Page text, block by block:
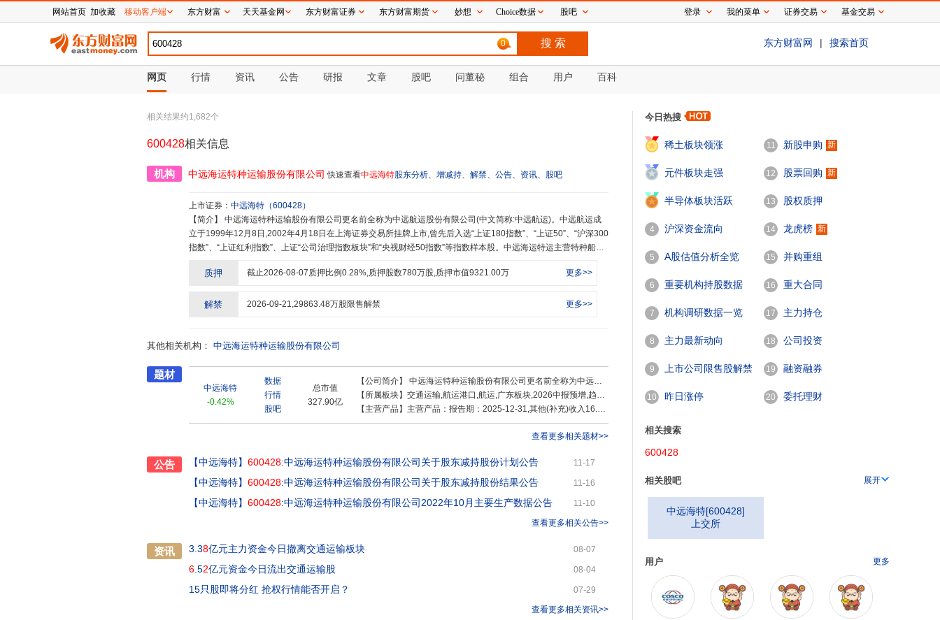
0 东方财富网 | 搜索首页
网页 行情 资讯 公告 研报 文章 股吧 问董秘 组合 用户 百科
相关结果约1,682个
600428相关信息
机构 中远海运特种运输股份有限公司 快速查看中远海特股东分析、 增减持、 解禁、 公告、 资讯、 股吧
上市证券： 中远海特 （600428）
【简介】
立于1999年12月8日,2002年4月18日在上海证券交易所挂牌上市,曾先后入选“上证180指数”、“上证50”、“沪深300
指数”、“上证红利指数”、上证“公司治理指数板块”和“央视财经50指数”等指数样本股。中远海运特运主营特种船运
着“举重若轻的实力,举轻若重的精神”的理念,致力于打造世界一流的特种船队。公司目前拥有规模和综合实力居世
海运特运的船舶结构合理、运载能力和适货性强、节能环保,能够承运包括钻井平台、机车及火车车厢、风电设
的1600多个港口之间。以远东为依托,在欧洲航线、美洲航线、非洲航线、泛印度洋航线、泛太平洋航线上,已经形
公司的航线就延伸到哪里,确保货物安全到达。凭借着超群实力,打造了数百个国际重大项目的经典运输案例,频频刷
新“超极限”运输记录。中远海运特运积极开展服务创新,提升服务水平,实现从“港到港”的运输向“门到门”的全程物流
延伸,以及从“海上运输”向“海上运输加安装”的拓展。公司的货运技术水平全球领先,瞄准最先进技术水平和最高端客
满足并超越客户的期望。中远海运特运建立了完善的管理体系,在满足ISM规则、ISPS规则、海事劳工公约MLC20
06等国际强制性法规要求的基础上,导入了ISO9001、ISO14001、OHSAS18001等管理体系标准,并以满足强制性
管理,使中远海特形成了持续稳定的安全保障与环境保护机制,始终为客户提供稳定可靠的特种专业运输服务。中远
海运特运开拓进取,多元发展,拥有航运相关产业,包括船舶技术咨询服务、船舶物资供应、船舶通信导航服务、海员
品牌,和航运主业形成有益互补和协调发展。中远海运特运的前身,广州远洋运输公司成立于1961年4月27日,是新中
任务,积累了丰富的航运经营管理经验,培养了一大批航运人才,支持了兄弟远洋运输公司的建立和发展。广远的卓越
功勋,为创建和发展我国远洋运输事业作出了不可磨灭的历史性贡献,被誉为新中国远洋运输事业的发源地和摇篮。
质押 截止2026-08-07质押比例0.28%,质押股数780万股,质押市值9321.00万 更多>>
解禁 2026-09-21,29863.48万股限售解禁 更多>>
其他相关机构： 中远海运特种运输股份有限公司
题材
中远海特
-0.42%
数据
行情
股吧
总市值
327.90亿
【公司简介】 中远海运特种运输股份有限公司更名前全称为中远航运股份有限公司(中文简称:中远航运)。中远航运成立于1999年12月8日,2002年4月18日在上海证券交易所挂牌上市,曾先后入选“上证180指数”、“上证50”、“沪深300指数”、“上证红利指数”、上证“公司治理指数板块”和
【所属板块】 交通运输,航运港口,航运,广东板块,2026中报预增,趋势股,小盘股,价值股,沪股通,上证380,融资融券,机构重仓,中字头,一带一路,央国企改革,粤港自贸,海洋经济
【主营产品】 主营产品：报告期：2025-12-31,其他(补充)收入16.19亿 ，占比6.98% ，利润3.4亿 ，占比6.89% ，毛利率20.99%；半潜船收入28.95亿 ，占比12.47% ，利润7.74亿 ，占比15.7% ，毛利率26.74%；多用途船收入40.91亿 ，占比17.63% ，利润7.11亿 ，占比14.42% ，毛利率17.38%；新型多用途船收入59.57亿 ，占比25.67% ，利润7.77亿 ，占比15.77% ，毛利率13.05%；木材船收入4.94亿 ，占比2.13% ，利润0.03亿 ，占比0.06% ，毛利率0.62%；汽车船收入44.01亿 ，占比18.96% ，利润13.39亿 ，占比27.15% ，毛利率30.42%；沥青船收入5.31亿 ，占比2.29% ，利润1.17亿 ，占比2.37% ，毛利率21.95%；重吊船收入32.22亿 ，占比13.88% ，利润8.7亿 ，占比17.65% ，毛利率27.01%
查看更多相关题材>>
公告 【中远海特】 600428:中远海运特种运输股份有限公司关于股东减持股份计划公告 11-17
【中远海特】 600428:中远海运特种运输股份有限公司关于股东减持股份结果公告 11-16
【中远海特】 600428:中远海运特种运输股份有限公司2022年10月主要生产数据公告
11-10
查看更多相关公告>>
资讯 3.38亿元主力资金今日撤离交通运输板块 08-07
6 .52亿元资金今日流出交通运输股 08-04
15只股即将分红 抢权行情能否开启？
07-29
查看更多相关资讯>>
今日热搜
稀土板块领涨
2
元件板块走强
3
半导体板块活跃
4 沪深资金流向
5 A股估值分析全览
6 重要机构持股数据
7 机构调研数据一览
8 主力最新动向
9 上市公司限售股解禁
一览
10 昨日涨停
11 新股申购 新
12 股票回购 新
13 股权质押
14 龙虎榜 新
15 并购重组
16 重大合同
17 主力持仓
18 公司投资
19 融资融券
20 委托理财
相关搜索
600428
相关股吧 展开
中远海特[600428]
上交所
用户 更多
网站首页 加收藏 移动客户端 东方财富 天天基金网 东方财富证券 东方财富期货 妙想 Choice数据 股吧 登录 我的菜单 证券交易 基金交易